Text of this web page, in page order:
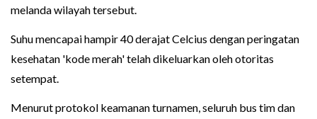
melanda wilayah tersebut.
Suhu mencapai hampir 40 derajat Celcius dengan peringatan
kesehatan 'kode merah' telah dikeluarkan oleh otoritas
setempat.
Menurut protokol keamanan turnamen, seluruh bus tim dan